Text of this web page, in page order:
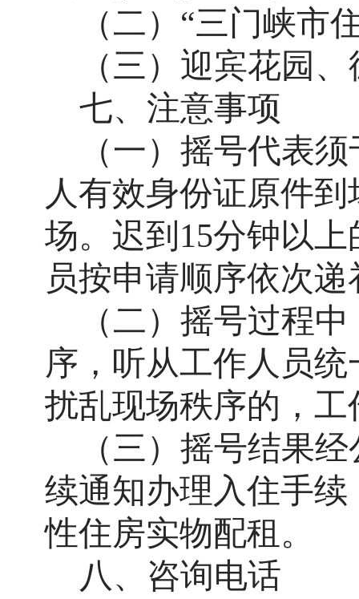
（二） “三门峡市
（三）迎宾花园
七、 注意事项
（一）摇号代表须
人有效身份证原件
场。迟到 15分钟以
员按申请顺序依次
（二）摇号过程
序，听从工作人员
扰乱现场秩序的，
（三）摇号结果
续通知办理入住手
性住房实物配租。
八、咨询电话